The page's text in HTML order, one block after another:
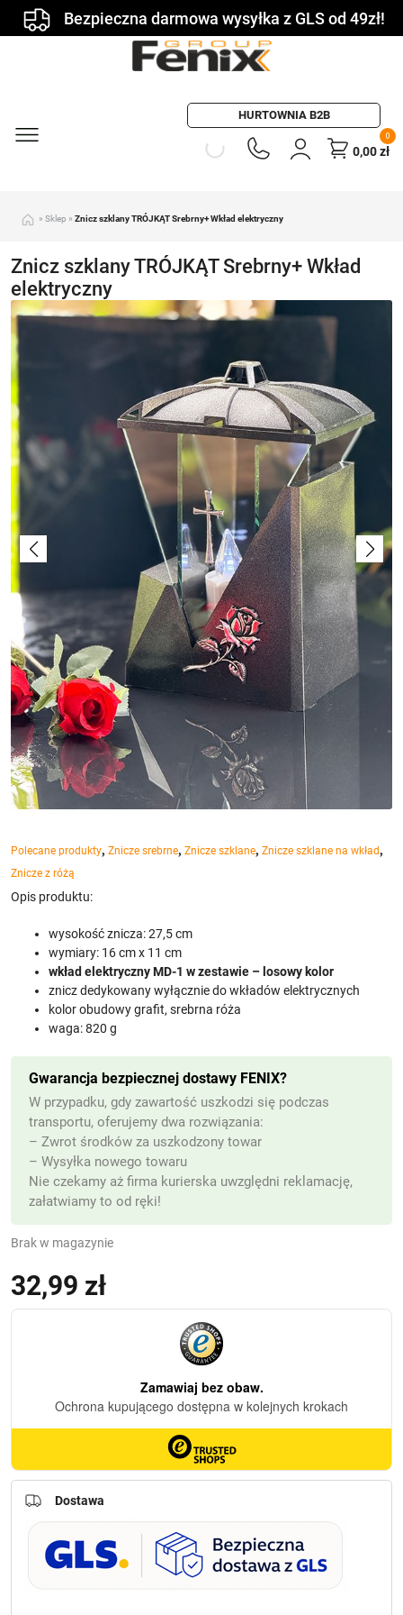
Bezpieczna darmowa wysyłka z GLS od 49zł!
HURTOWNIA B2B
0
0,00zł
» Sklep » Znicz szklany TRÓJKĄT Srebrny+ Wkład elektryczny
Znicz szklany TRÓJKĄT Srebrny+ Wkład
elektryczny
Polecane produkty, Znicze srebrne, Znicze szklane, Znicze szklane na wkład,
Znicze z różą
32,99 zł
Opis produktu:
wysokość znicza: 27,5 cm
wymiary: 16 cm x 11 cm
wkład elektryczny MD-1 w zestawie – losowy kolor
znicz dedykowany wyłącznie do wkładów elektrycznych
kolor obudowy grafit, srebrna róża
waga: 820 g
Brak w magazynie
Gwarancja bezpiecznej dostawy FENIX?
W przypadku, gdy zawartość uszkodzi się podczas
transportu, oferujemy dwa rozwiązania:
– Zwrot środków za uszkodzony towar
– Wysyłka nowego towaru
Nie czekamy aż firma kurierska uwzględni reklamację,
załatwiamy to od ręki!
Dostawa